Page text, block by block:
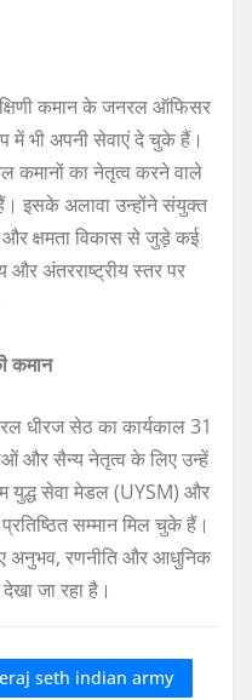
कमान के जनरल ऑफिसर
भी अपनी सेवाएं दे चुके हैं।
कमानों का नेतृत्व करने वाले
इसके अलावा उन्होंने संयुक्त
और क्षमता विकास से जुड़े कई
और अंतरराष्ट्रीय स्तर पर
कमान
धीरज सेठ का कार्यकाल 31
और सैन्य नेतृत्व के लिए उन्हें
युद्ध सेवा मेडल (UYSM) और
सम्मान मिल चुके हैं।
अनुभव, रणनीति और आधुनिक
जा रहा है।
seth indian army